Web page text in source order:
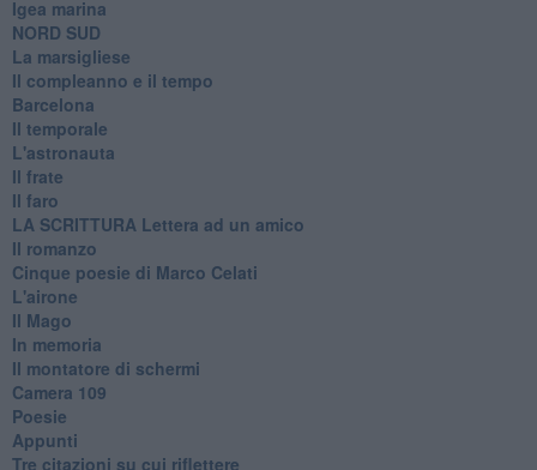
Igea marina
​NORD SUD
La marsigliese
Il compleanno e il tempo
Barcelona
Il temporale
L'astronauta
Il frate
Il faro
​LA SCRITTURA Lettera ad un amico
Il romanzo
Cinque poesie di Marco Celati
L'airone
Il Mago
In memoria
Il montatore di schermi
Camera 109
Poesie
Appunti
Tre citazioni su cui riflettere